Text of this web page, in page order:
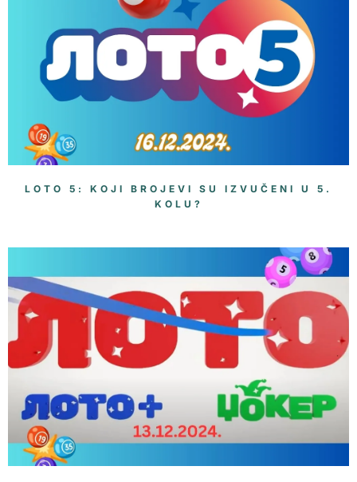
LOTO 5: KOJI BROJEVI SU IZVUČENI U 5.
KOLU?